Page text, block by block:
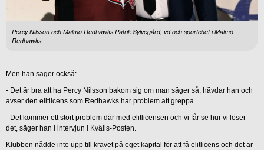
Percy Nilsson och Malmö Redhawks Patrik Sylvegård, vd och sportchef i Malmö
Redhawks.
Men han säger också:
- Det är bra att ha Percy Nilsson bakom sig om man säger så, hävdar han och
avser den elitlicens som Redhawks har problem att greppa.
- Det kommer ett stort problem där med elitlicensen och vi får se hur vi löser
det, säger han i intervjun i Kvälls-Posten.
Klubben nådde inte upp till kravet på eget kapital för att få elitlicens och det är